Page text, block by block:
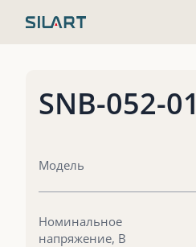
SNB-052-
Модель
Номинальное
напряжение, В